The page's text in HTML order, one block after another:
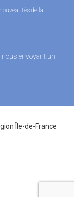
de la
envoyant un
Île-de-France